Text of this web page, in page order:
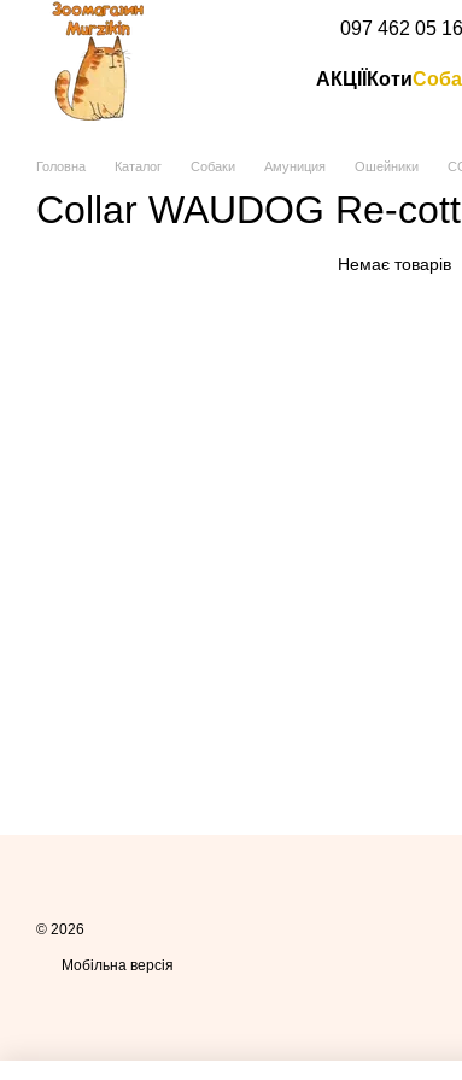
Перейти до основного контенту 097 462 05 16
АКЦІЇ Коти
Головна Каталог Собаки Амуниция Ошейники
Collar WAUDOG Re-
Немає товарів
© 2026
Мобільна версія